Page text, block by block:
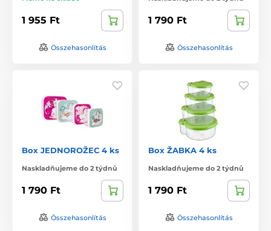
1 955 Ft
Összehasonlítás
1 790 Ft
Összehasonlítás
Box JEDNOROŽEC 4 ks
Naskladňujeme do 2 týdnů
1 790 Ft
Összehasonlítás
Box ŽABKA 4 ks
Naskladňujeme do 2 týdnů
1 790 Ft
Összehasonlítás